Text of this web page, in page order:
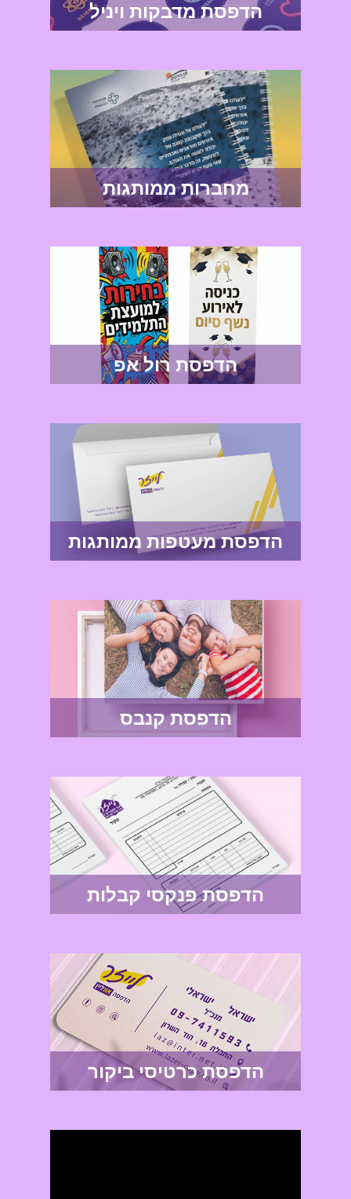
הדפסת מדבקות ויניל
מחברות ממותגות
הדפסת רול אפ
הדפסת מעטפות ממותגות
הדפסת קנבס
הדפסת פנקסי קבלות
הדפסת כרטיסי ביקור